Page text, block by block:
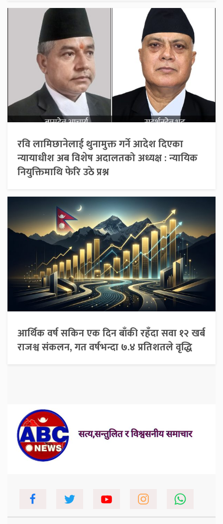
रवि लामिछानेलाई थुनामुक्त गर्ने आदेश दिएका
न्यायाधीश अब विशेष अदालतको अध्यक्ष : न्यायिक
नियुक्तिमाथि फेरि उठे प्रश्न
आर्थिक वर्ष सकिन एक दिन बाँकी रहँदा सवा १२ खर्ब
राजश्व संकलन, गत वर्षभन्दा ७.४ प्रतिशतले वृद्धि